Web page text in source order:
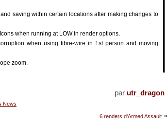
saving within certain locations after making changes to
when running at LOW in render options.
when using fibre-wire in 1st person and moving
zoom.
par utr_dragon
News
6 renders d'Armed Assault »